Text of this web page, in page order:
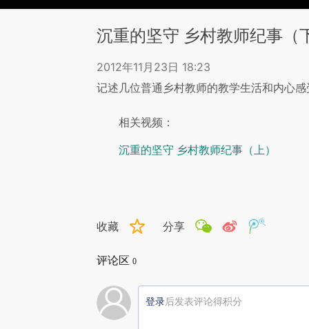
沉重的坚守 乡村教师纪事（
2012年11月23日 18:23
记述几位普通乡村教师的教学生活和内心
相关视频：
沉重的坚守 乡村教师纪事（上）
收藏 分享
评论区 0
登录后发表评论得积分